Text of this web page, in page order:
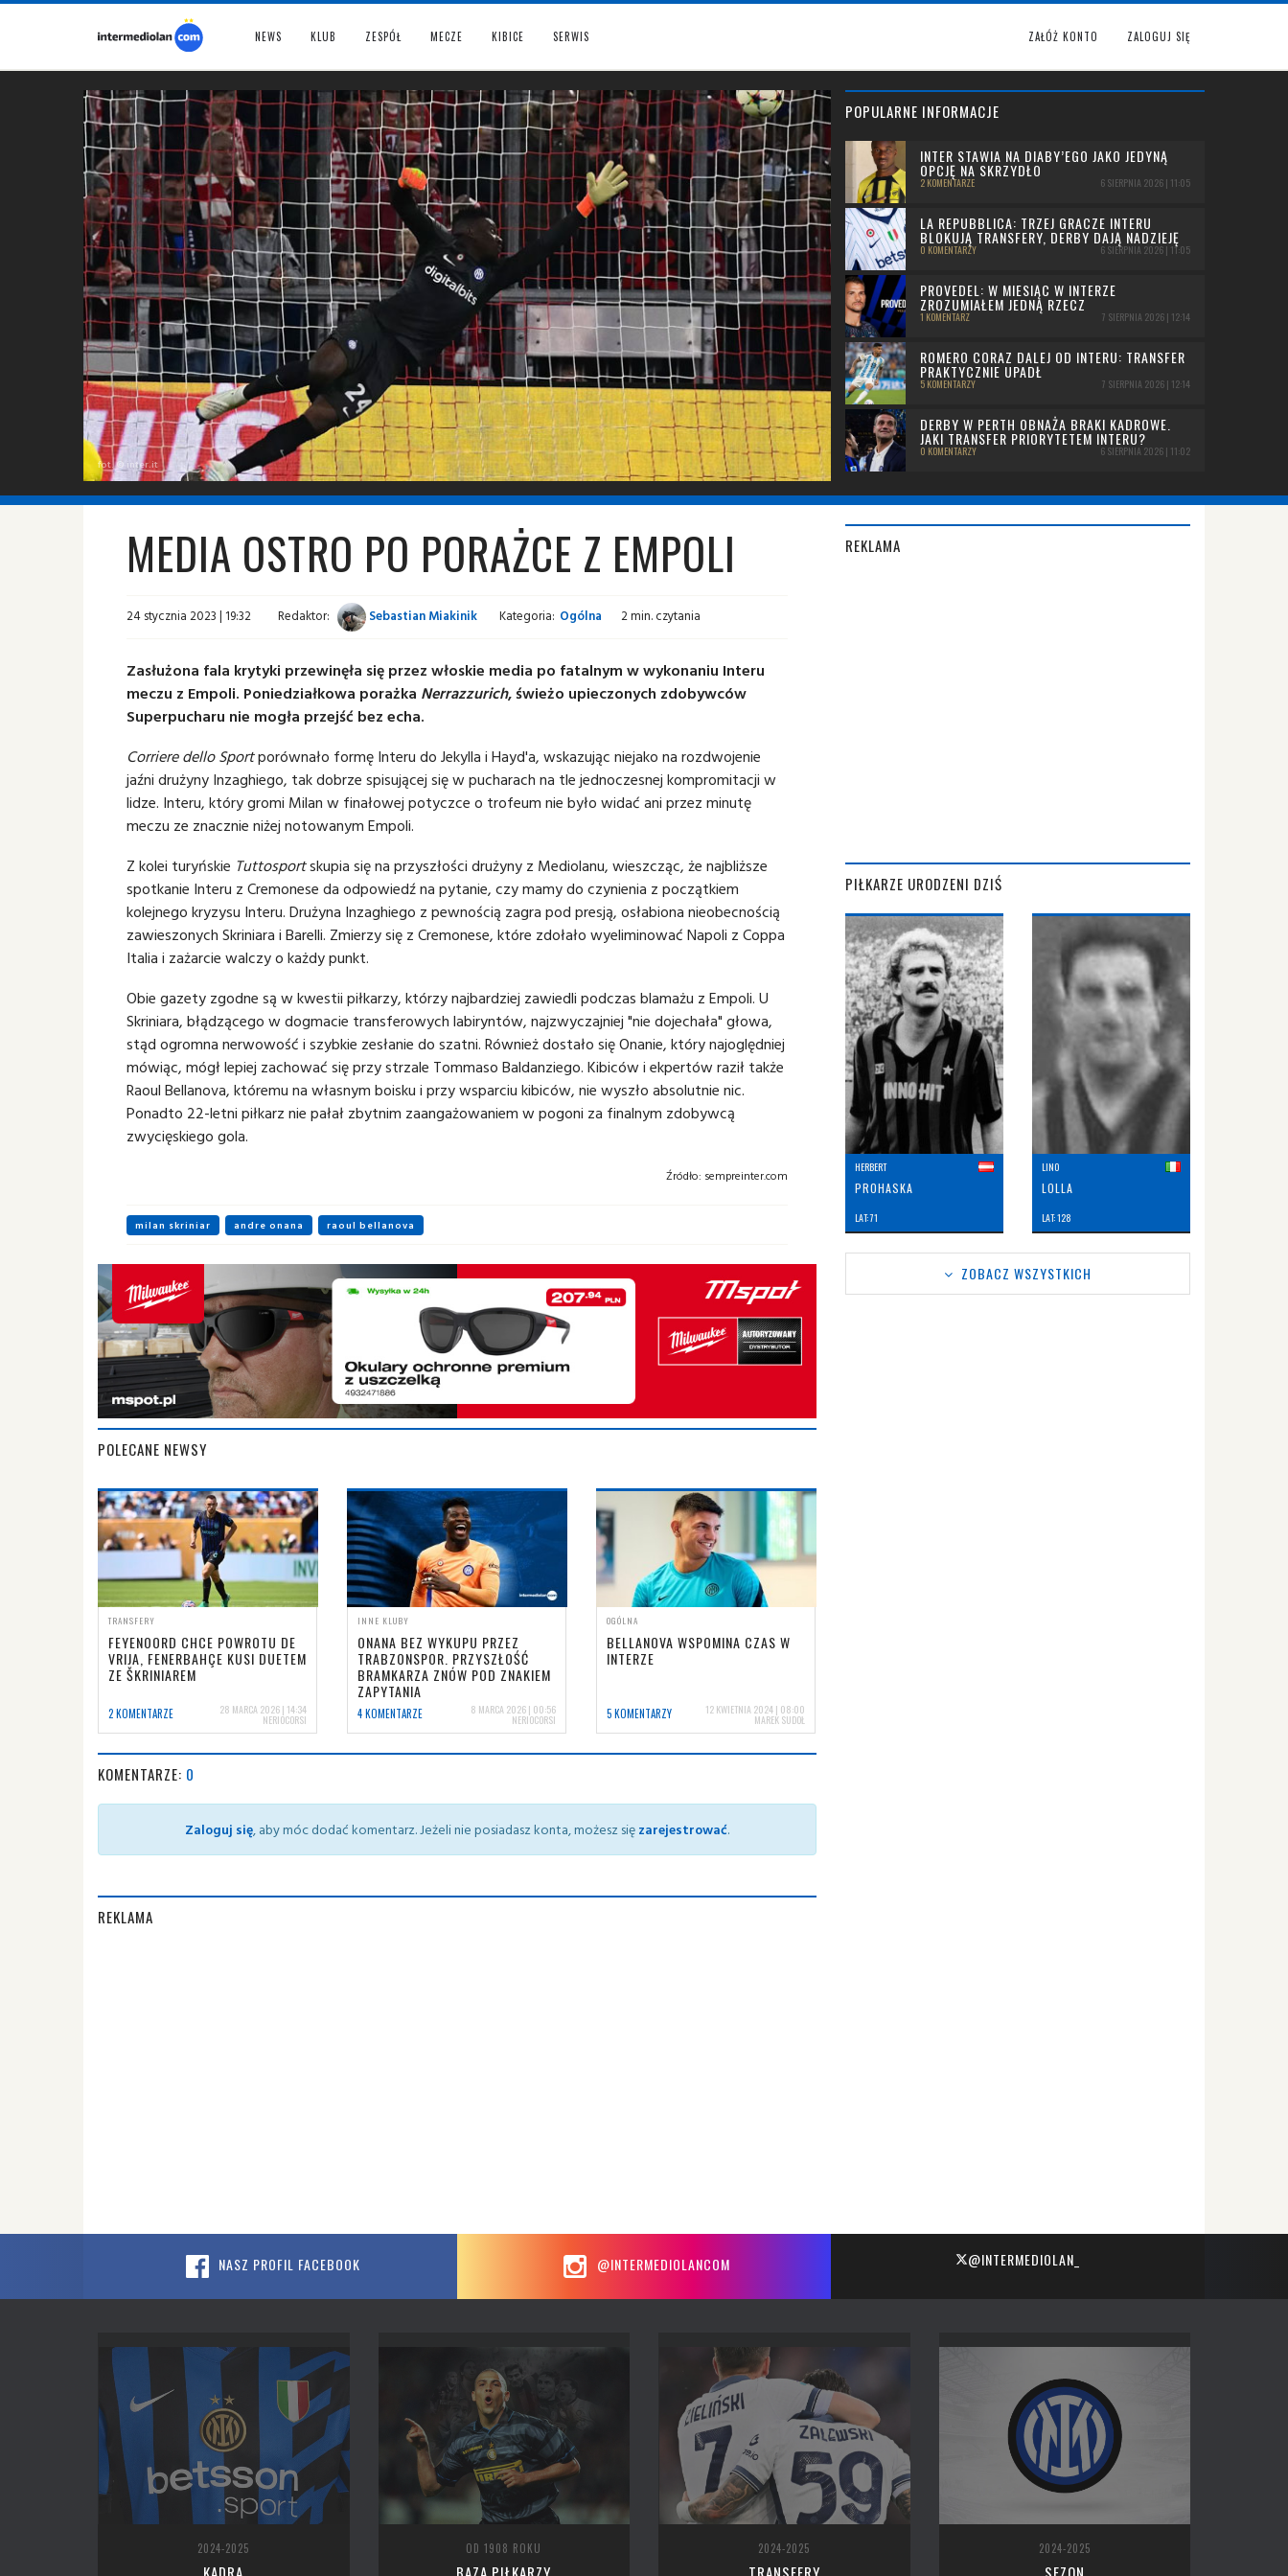
NEWS KLUB ZESPÓŁ MECZE KIBICE SERWIS ZAŁÓŻ KONTO ZALOGUJ SIĘ
fot. © inter.it
POPULARNE INFORMACJE
INTER STAWIA NA DIABY’EGO JAKO JEDYNĄ
OPCJĘ NA SKRZYDŁO
2 KOMENTARZE 6 SIERPNIA 2026 | 11:05
LA REPUBBLICA: TRZEJ GRACZE INTERU
BLOKUJĄ TRANSFERY, DERBY DAJĄ NADZIEJĘ
0 KOMENTARZY 6 SIERPNIA 2026 | 11:05
PROVEDEL: W MIESIĄC W INTERZE
ZROZUMIAŁEM JEDNĄ RZECZ
1 KOMENTARZ 7 SIERPNIA 2026 | 12:14
ROMERO CORAZ DALEJ OD INTERU: TRANSFER
PRAKTYCZNIE UPADŁ
5 KOMENTARZY 7 SIERPNIA 2026 | 12:14
DERBY W PERTH OBNAŻA BRAKI KADROWE.
JAKI TRANSFER PRIORYTETEM INTERU?
0 KOMENTARZY 6 SIERPNIA 2026 | 11:02
MEDIA OSTRO PO PORAŻCE Z EMPOLI
24 stycznia 2023 | 19:32 Redaktor: Sebastian Miakinik Kategoria: Ogólna 2 min. czytania
Zasłużona fala krytyki przewinęła się przez włoskie media po fatalnym w wykonaniu Interu
meczu z Empoli. Poniedziałkowa porażka Nerrazzurich, świeżo upieczonych zdobywców
Superpucharu nie mogła przejść bez echa.
Corriere dello Sportporównało formę Interu do Jekylla i Hayd'a, wskazując niejako na rozdwojenie
jaźni drużyny Inzaghiego, tak dobrze spisującej się w pucharach na tle jednoczesnej kompromitacji w
lidze. Interu, który gromi Milan w finałowej potyczce o trofeum nie było widać ani przez minutę
meczu ze znacznie niżej notowanym Empoli.
Z kolei turyńskie Tuttosportskupia się na przyszłości drużyny z Mediolanu, wieszcząc, że najbliższe
spotkanie Interu z Cremonese da odpowiedź na pytanie, czy mamy do czynienia z początkiem
kolejnego kryzysu Interu. Drużyna Inzaghiego z pewnością zagra pod presją, osłabiona nieobecnością
zawieszonych Skriniara i Barelli. Zmierzy się z Cremonese, które zdołało wyeliminować Napoli z Coppa
Italia i zażarcie walczy o każdy punkt.
Obie gazety zgodne są w kwestii piłkarzy, którzy najbardziej zawiedli podczas blamażu z Empoli. U
Skriniara, błądzącego w dogmacie transferowych labiryntów, najzwyczajniej "nie dojechała" głowa,
stąd ogromna nerwowość i szybkie zesłanie do szatni. Również dostało się Onanie, który najoględniej
mówiąc, mógł lepiej zachować się przy strzale Tommaso Baldanziego. Kibiców i ekpertów raził także
Raoul Bellanova, któremu na własnym boisku i przy wsparciu kibiców, nie wyszło absolutnie nic.
Ponadto 22-letni piłkarz nie pałał zbytnim zaangażowaniem w pogoni za finalnym zdobywcą
zwycięskiego gola.
Źródło: sempreinter.com
milan skriniar andre onana raoul bellanova
POLECANE NEWSY
TRANSFERY
FEYENOORD CHCE POWROTU DE
VRIJA, FENERBAHÇE KUSI DUETEM
ZE ŠKRINIAREM
2 KOMENTARZE 28 MARCA 2026 | 14:34
NERIOCORSI
INNE KLUBY
ONANA BEZ WYKUPU PRZEZ
TRABZONSPOR. PRZYSZŁOŚĆ
BRAMKARZA ZNÓW POD ZNAKIEM
ZAPYTANIA
4 KOMENTARZE 8 MARCA 2026 | 00:56
NERIOCORSI
OGÓLNA
BELLANOVA WSPOMINA CZAS W
INTERZE
5 KOMENTARZY 12 KWIETNIA 2024 | 08:00
MAREK SUDOŁ
KOMENTARZE: 0
Zaloguj się, aby móc dodać komentarz. Jeżeli nie posiadasz konta, możesz sięzarejestrować.
REKLAMA
REKLAMA
PIŁKARZE URODZENI DZIŚ
HERBERT
PROHASKA
LAT: 71
LINO
LOLLA
LAT: 128
ZOBACZ WSZYSTKICH
NASZ PROFIL FACEBOOK @INTERMEDIOLANCOM @INTERMEDIOLAN_
2024-2025
KADRA
OD 1908 ROKU
BAZA PIŁKARZY
2024-2025
TRANSFERY
2024-2025
SEZON